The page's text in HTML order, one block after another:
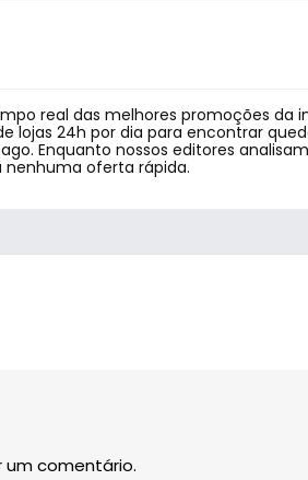
real das melhores promoções da
lojas 24h por dia para encontrar
Enquanto nossos editores
oferta rápida.
um comentário.